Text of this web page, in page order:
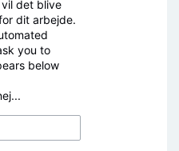
det blive
dit arbejde.
you to
below